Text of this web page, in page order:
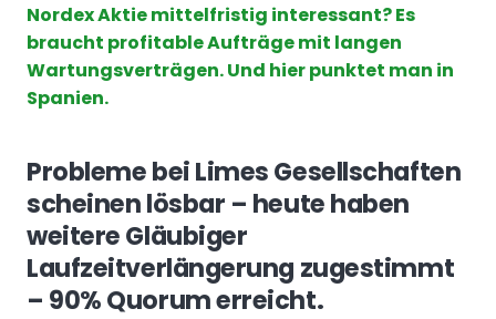
Nordex Aktie mittelfristig interessant? Es
braucht profitable Aufträge mit langen
Wartungsverträgen. Und hier punktet man in
Spanien.
Probleme bei Limes Gesellschaften
scheinen lösbar – heute haben
weitere Gläubiger
Laufzeitverlängerung zugestimmt
– 90% Quorum erreicht.